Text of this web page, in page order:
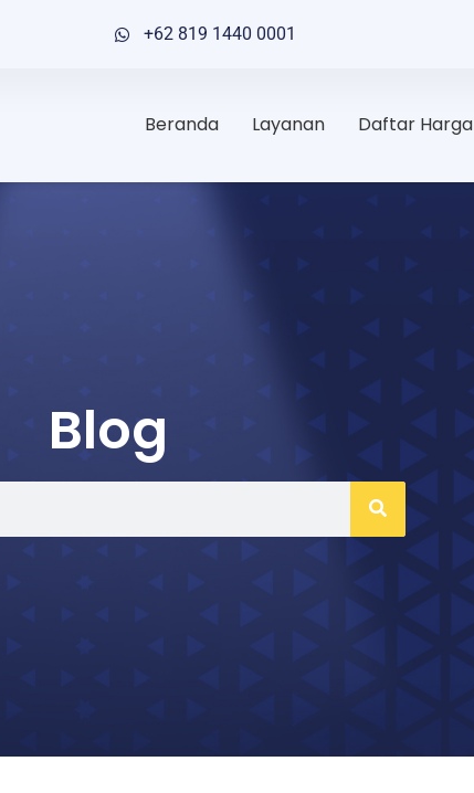
+62 819 1440 0001
Beranda Layanan Daftar Harga
Blog